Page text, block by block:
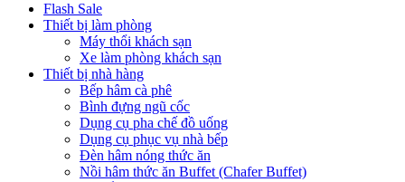
Flash Sale
Thiết bị làm phòng
Máy thổi khách sạn
Xe làm phòng khách sạn
Thiết bị nhà hàng
Bếp hâm cà phê
Bình đựng ngũ cốc
Dụng cụ pha chế đồ uống
Dụng cụ phục vụ nhà bếp
Đèn hâm nóng thức ăn
Nồi hâm thức ăn Buffet (Chafer Buffet)